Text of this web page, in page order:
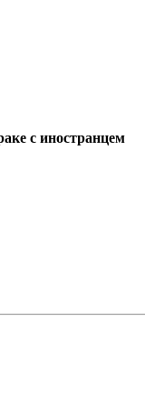
с иностранцем